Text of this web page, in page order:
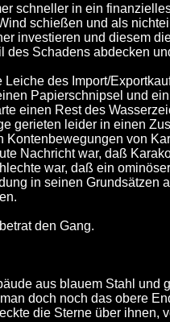
schneller in ein
schießen und als
investieren und diesem
des Schadens abdecken
des Import/
Papierschnipsel und
einen Rest des
gerieten leider in einen
von
Nachricht war, daß
war, daß ein
in seinen Grundsätzen
den Gang.
aus blauem Stahl und
doch noch das obere
die Sterne über ihnen,